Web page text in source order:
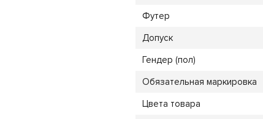
Футер
Допуск
Гендер (пол)
Обязательная маркировка
Цвета товара